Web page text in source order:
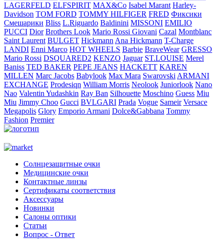
LAGERFELD ELFSPIRIT MAX&Co Isabel Marant Harley-
Davidson TOM FORD TOMMY HILFIGER FRED Фиксики
Смешарики Bliss L.Riguardo Baldinini MISSONI EMILIO
PUCCI Dior Brothers Look Mario Rossi Giovani Cazal Montblanc
Saint Laurent BULGET Hickmann Ana Hickmann T-Charge
LANDI Enni Marco HOT WHEELS Barbie BraveWear GRESSO
Mario Rossi DSQUARED2 KENZO Jaguar ST.LOUISE Merel
Baniss TED BAKER PEPE JEANS HACKETT KAREN
MILLEN Marc Jacobs Babylook Max Mara Swarovski ARMANI
EXCHANGE Prodesiqn William Morris Neolook Juniorlook Nano
Nao Valentin Yudashkin Ray Ban Silhouette Moschino Guess Miu
Miu Jimmy Choo Gucci BVLGARI Prada Vogue Sameir Versace
Megapolis Glory Emporio Armani Dolce&Gabbana Tommy
Fashion Premier
Солнцезащитные очки
Медицинские очки
Контактные линзы
Сертификаты соответствия
Аксессуары
Новинки
Салоны оптики
Статьи
Вопрос - Ответ